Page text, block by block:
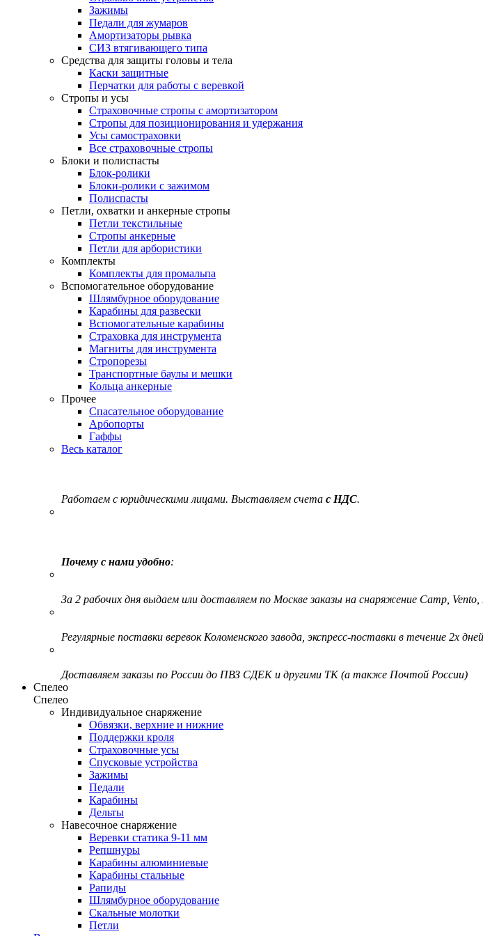
Зажимы
Педали для жумаров
Амортизаторы рывка
СИЗ втягивающего типа
Средства для защиты головы и тела
Каски защитные
Перчатки для работы с веревкой
Стропы и усы
Страховочные стропы с амортизатором
Стропы для позиционирования и удержания
Усы самостраховки
Все страховочные стропы
Блоки и полиспасты
Блок-ролики
Блоки-ролики с зажимом
Полиспасты
Петли, охватки и анкерные стропы
Петли текстильные
Стропы анкерные
Петли для арбористики
Комплекты
Комплекты для промальпа
Вспомогательное оборудование
Шлямбурное оборудование
Карабины для развески
Вспомогательные карабины
Страховка для инструмента
Магниты для инструмента
Стропорезы
Транспортные баулы и мешки
Кольца анкерные
Прочее
Спасательное оборудование
Арбопорты
Гаффы
Весь каталог
Работаем с юридическими лицами. Выставляем счета с НДС.
Почему с нами удобно:
За 2 рабочих дня выдаем или доставляем по Москве заказы на снаряжение Camp,
Регулярные поставки веревок Коломенского завода, экспресс-поставки в течение 2х
Доставляем заказы по России до ПВЗ СДЕК и другими ТК (а также Почтой России)
Спелео
Спелео
Индивидуальное снаряжение
Обвязки, верхние и нижние
Поддержки кроля
Страховочные усы
Спусковые устройства
Зажимы
Педали
Карабины
Дельты
Навесочное снаряжение
Веревки статика 9-11 мм
Репшнуры
Карабины алюминиевые
Карабины стальные
Рапиды
Шлямбурное оборудование
Скальные молотки
Петли